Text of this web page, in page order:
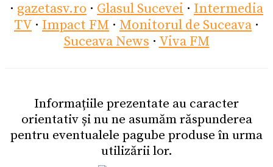
· gazetasv.ro · Glasul Sucevei · Intermedia
TV · Impact FM · Monitorul de Suceava ·
Suceava News · Viva FM
Informațiile prezentate au caracter
orientativ și nu ne asumăm răspunderea
pentru eventualele pagube produse în urma
utilizării lor.